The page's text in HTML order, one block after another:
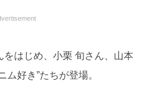
はじめ、小栗 旬さん、山本
ム好き”たちが登場。